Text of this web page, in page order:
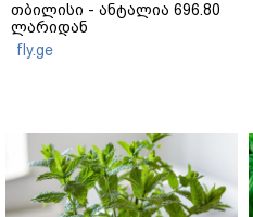
თბილისი - ანტალია 696.80
ლარიდან
fly.ge